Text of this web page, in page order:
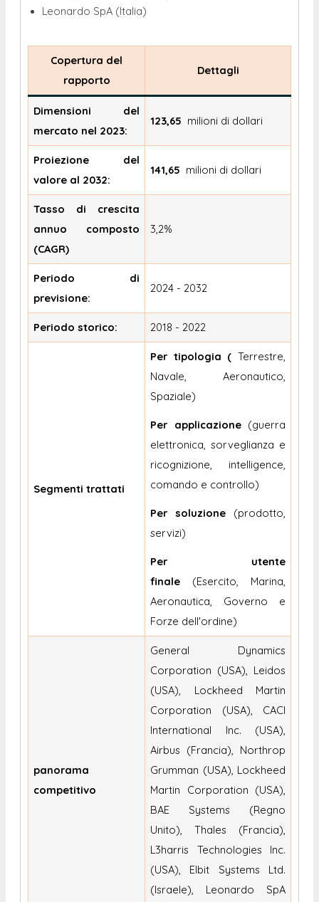
Leonardo SpA (Italia)
Copertura del
rapporto
Dettagli
Dimensioni del
mercato nel 2023:
123,65 milioni di dollari
Proiezione del
valore al 2032:
141,65 milioni di dollari
Tasso di crescita
annuo composto
(CAGR)
3,2%
Periodo di
previsione:
2024 - 2032
Periodo storico: 2018 - 2022
Segmenti trattati
Per tipologia ( Terrestre,
Navale, Aeronautico,
Spaziale)
Per applicazione(guerra
elettronica, sorveglianza e
ricognizione, intelligence,
comando e controllo)
Per soluzione (prodotto,
servizi)
Per utente
finale (Esercito, Marina,
Aeronautica, Governo e
Forze dell'ordine)
panorama
competitivo
General Dynamics
Corporation (USA), Leidos
(USA), Lockheed Martin
Corporation (USA), CACI
International Inc. (USA),
Airbus (Francia), Northrop
Grumman (USA), Lockheed
Martin Corporation (USA),
BAE Systems (Regno
Unito), Thales (Francia),
L3harris Technologies Inc.
(USA), Elbit Systems Ltd.
(Israele), Leonardo SpA